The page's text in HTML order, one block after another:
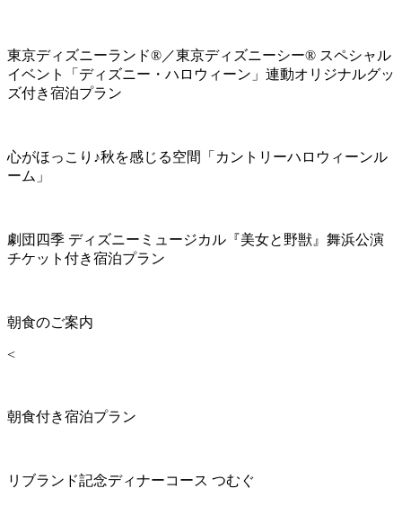
東京ディズニーランド®／東京ディズニーシー® スペシャル
イベント「ディズニー・ハロウィーン」連動オリジナルグッ
ズ付き宿泊プラン
心がほっこり♪秋を感じる空間「カントリーハロウィーンル
ーム」
劇団四季 ディズニーミュージカル『美女と野獣』舞浜公演
チケット付き宿泊プラン
朝食のご案内
<
朝食付き宿泊プラン
リブランド記念ディナーコース つむぐ